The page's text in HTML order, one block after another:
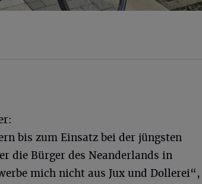
bis zum Einsatz bei der jüngsten
die Bürger des Neanderlands in
mich nicht aus Jux und Dollerei“,